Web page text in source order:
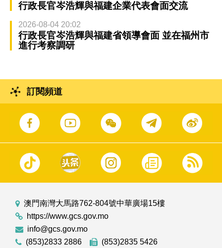
行政長官岑浩輝與福建企業代表會面交流
2026-08-04 20:02
行政長官岑浩輝與福建省領導會面 並在福州市
進行考察調研
訂閱頻道
澳門南灣大馬路762-804號中華廣場15樓
https://www.gcs.gov.mo
info@gcs.gov.mo
(853)2833 2886
(853)2835 5426